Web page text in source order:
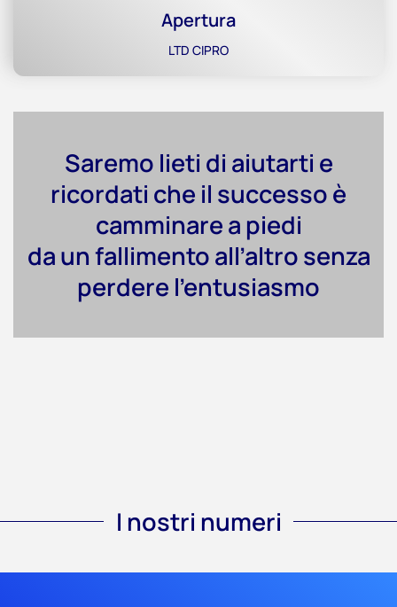
Apertura
LTD CIPRO
Saremo lieti di aiutarti e
ricordati che il successo è
camminare a piedi
da un fallimento all’altro senza
perdere l’entusiasmo
I nostri numeri